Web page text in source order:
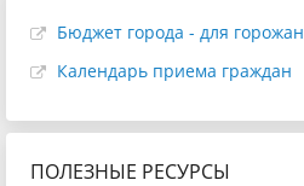
Бюджет города - для горожан
Календарь приема граждан
ПОЛЕЗНЫЕ РЕСУРСЫ